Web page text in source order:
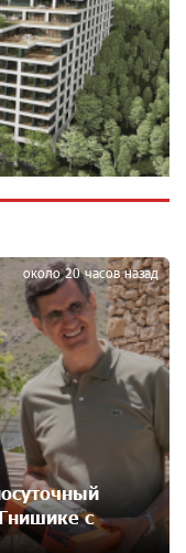
школе Вайка
мощностью
14 дней назад
15 дней назад
Аршак
16 дней назад
в Егварде
— ул.
Flyone:
с
около 20 часов назад